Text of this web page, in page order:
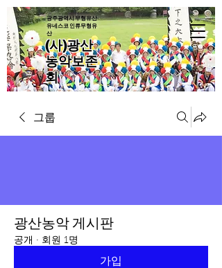
(사)광산
농악보존
회
광주광역시 무형유산·
유네스코 인류무형유
산
그룹
광산농악 게시판
공개 · 회원 1명
가입